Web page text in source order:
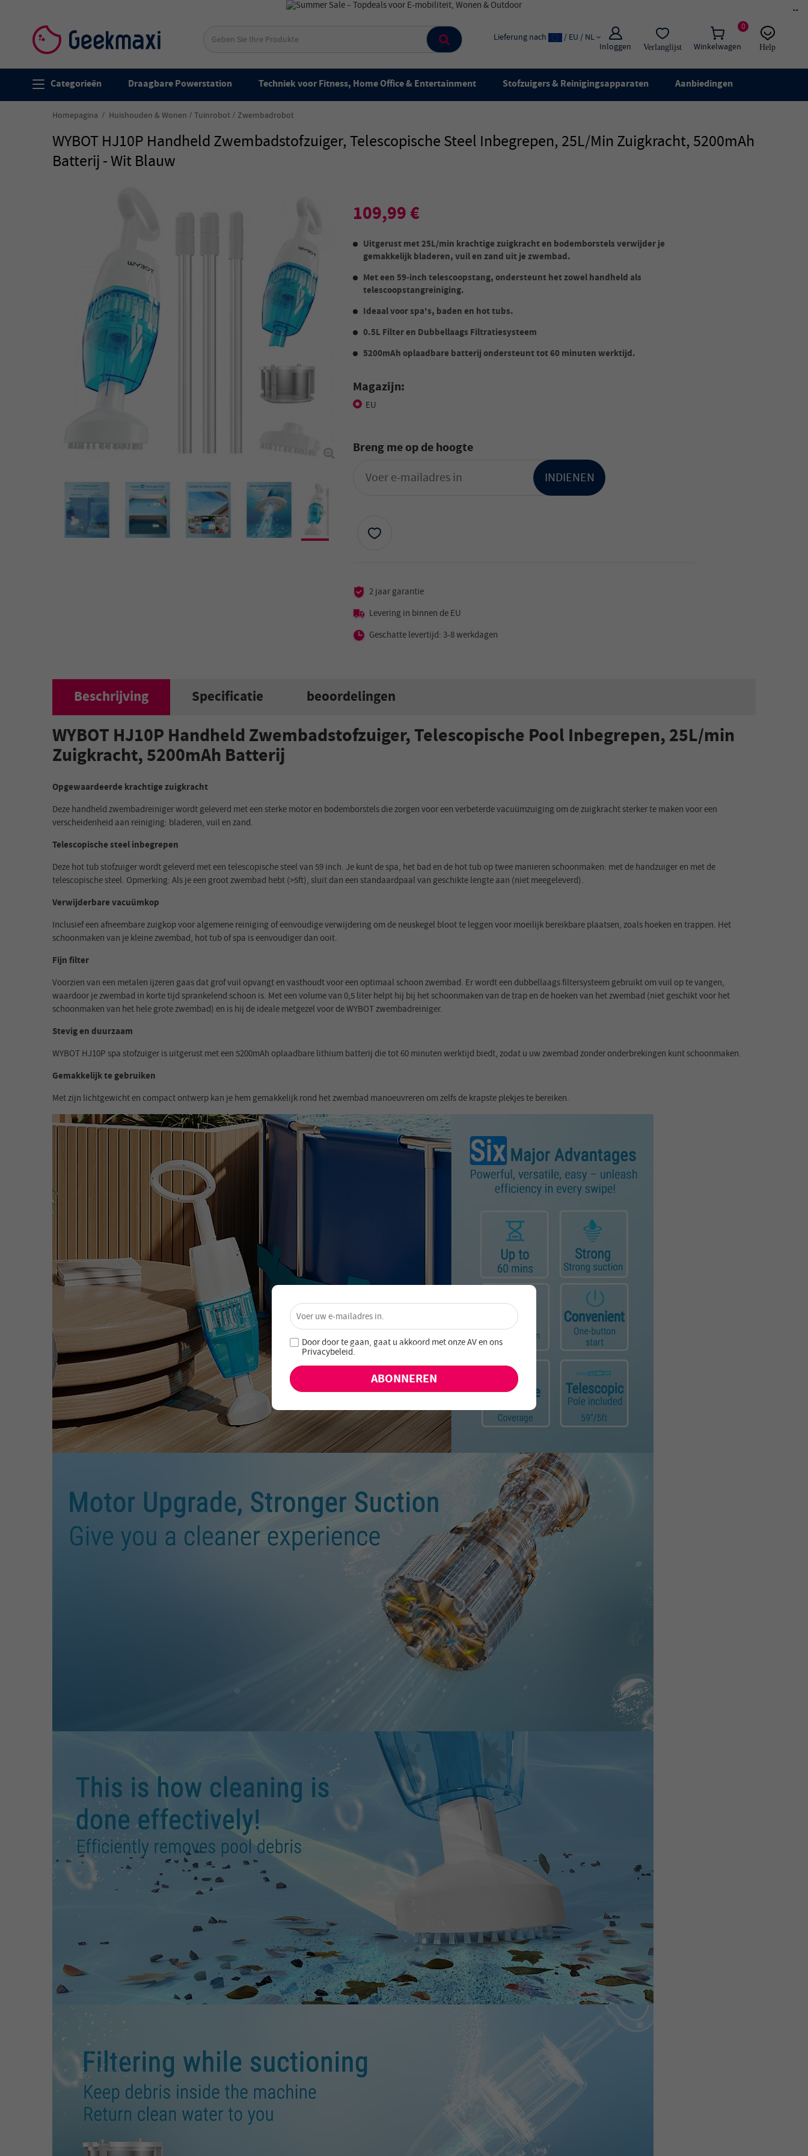
×
0
Winkelwagen
Inloggen Verlanglijst
Lieferung nach / EU / NL
Help
Live chat
Categorieën Draagbare Powerstation Techniek voor Fitness, Home Office & Entertainment Stofzuigers & Reinigingsapparaten Aanbiedingen
Homepagina Huishouden & Wonen Tuinrobot Zwembadrobot
WYBOT HJ10P Handheld Zwembadstofzuiger, Telescopische Steel Inbegrepen, 25L/min Zuigkracht, 5200mAh
Batterij - Wit Blauw
109,99 €
Uitgerust met 25L/min krachtige zuigkracht en bodemborstels verwijder je
gemakkelijk bladeren, vuil en zand uit je zwembad.
Met een 59-inch telescoopstang, ondersteunt het zowel handheld als
telescoopstangreiniging.
Ideaal voor spa's, baden en hot tubs.
0.5L Filter en Dubbellaags Filtratiesysteem
5200mAh oplaadbare batterij ondersteunt tot 60 minuten werktijd.
Magazijn:
EU
Breng me op de hoogte
INDIENEN
2 jaar garantie
Levering in binnen de EU
Geschatte levertijd: 3-8 werkdagen
Beschrijving Specificatie beoordelingen
WYBOT HJ10P Handheld Zwembadstofzuiger, Telescopische Pool Inbegrepen, 25L/min
Zuigkracht, 5200mAh Batterij
Opgewaardeerde krachtige zuigkracht
Deze handheld zwembadreiniger wordt geleverd met een sterke motor en bodemborstels die zorgen voor een verbeterde vacuümzuiging om de zuigkracht sterker te maken voor een
verscheidenheid aan reiniging: bladeren, vuil en zand.
Telescopische steel inbegrepen
Deze hot tub stofzuiger wordt geleverd met een telescopische steel van 59 inch. Je kunt de spa, het bad en de hot tub op twee manieren schoonmaken: met de handzuiger en met de
telescopische steel. Opmerking: Als je een groot zwembad hebt (>5ft), sluit dan een standaardpaal van geschikte lengte aan (niet meegeleverd).
Verwijderbare vacuümkop
Inclusief een afneembare zuigkop voor algemene reiniging of eenvoudige verwijdering om de neuskegel bloot te leggen voor moeilijk bereikbare plaatsen, zoals hoeken en trappen. Het
schoonmaken van je kleine zwembad, hot tub of spa is eenvoudiger dan ooit.
Fijn filter
Voorzien van een metalen ijzeren gaas dat grof vuil opvangt en vasthoudt voor een optimaal schoon zwembad. Er wordt een dubbellaags filtersysteem gebruikt om vuil op te vangen,
waardoor je zwembad in korte tijd sprankelend schoon is. Met een volume van 0,5 liter helpt hij bij het schoonmaken van de trap en de hoeken van het zwembad (niet geschikt voor het
schoonmaken van het hele grote zwembad) en is hij de ideale metgezel voor de WYBOT zwembadreiniger.
Stevig en duurzaam
WYBOT HJ10P spa stofzuiger is uitgerust met een 5200mAh oplaadbare lithium batterij die tot 60 minuten werktijd biedt, zodat u uw zwembad zonder onderbrekingen kunt schoonmaken.
Gemakkelijk te gebruiken
Met zijn lichtgewicht en compact ontwerp kan je hem gemakkelijk rond het zwembad manoeuvreren om zelfs de krapste plekjes te bereiken.
Ontgrendel 4% Korting – Schrijf je
nu in!
Word lid van onze nieuwsbrief en mis nooit speciale
aanbiedingen en nieuwe producten!
Door door te gaan, gaat u akkoord met onzeAV enons
Privacybeleid.